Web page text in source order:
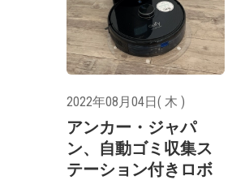
2022年08月04日( 木 )
アンカー・ジャパ
ン、自動ゴミ収集ス
テーション付きロボ